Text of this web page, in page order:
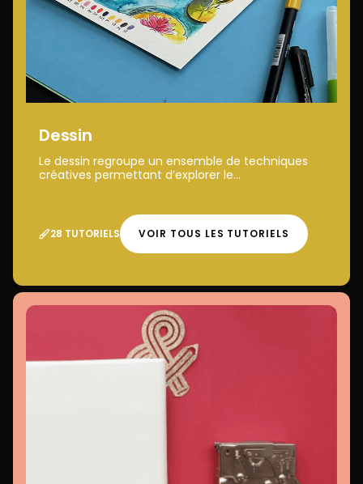
Dessin
Le dessin regroupe un ensemble de techniques
créatives permettant d’explorer le...
28 TUTORIELS VOIR TOUS LES TUTORIELS